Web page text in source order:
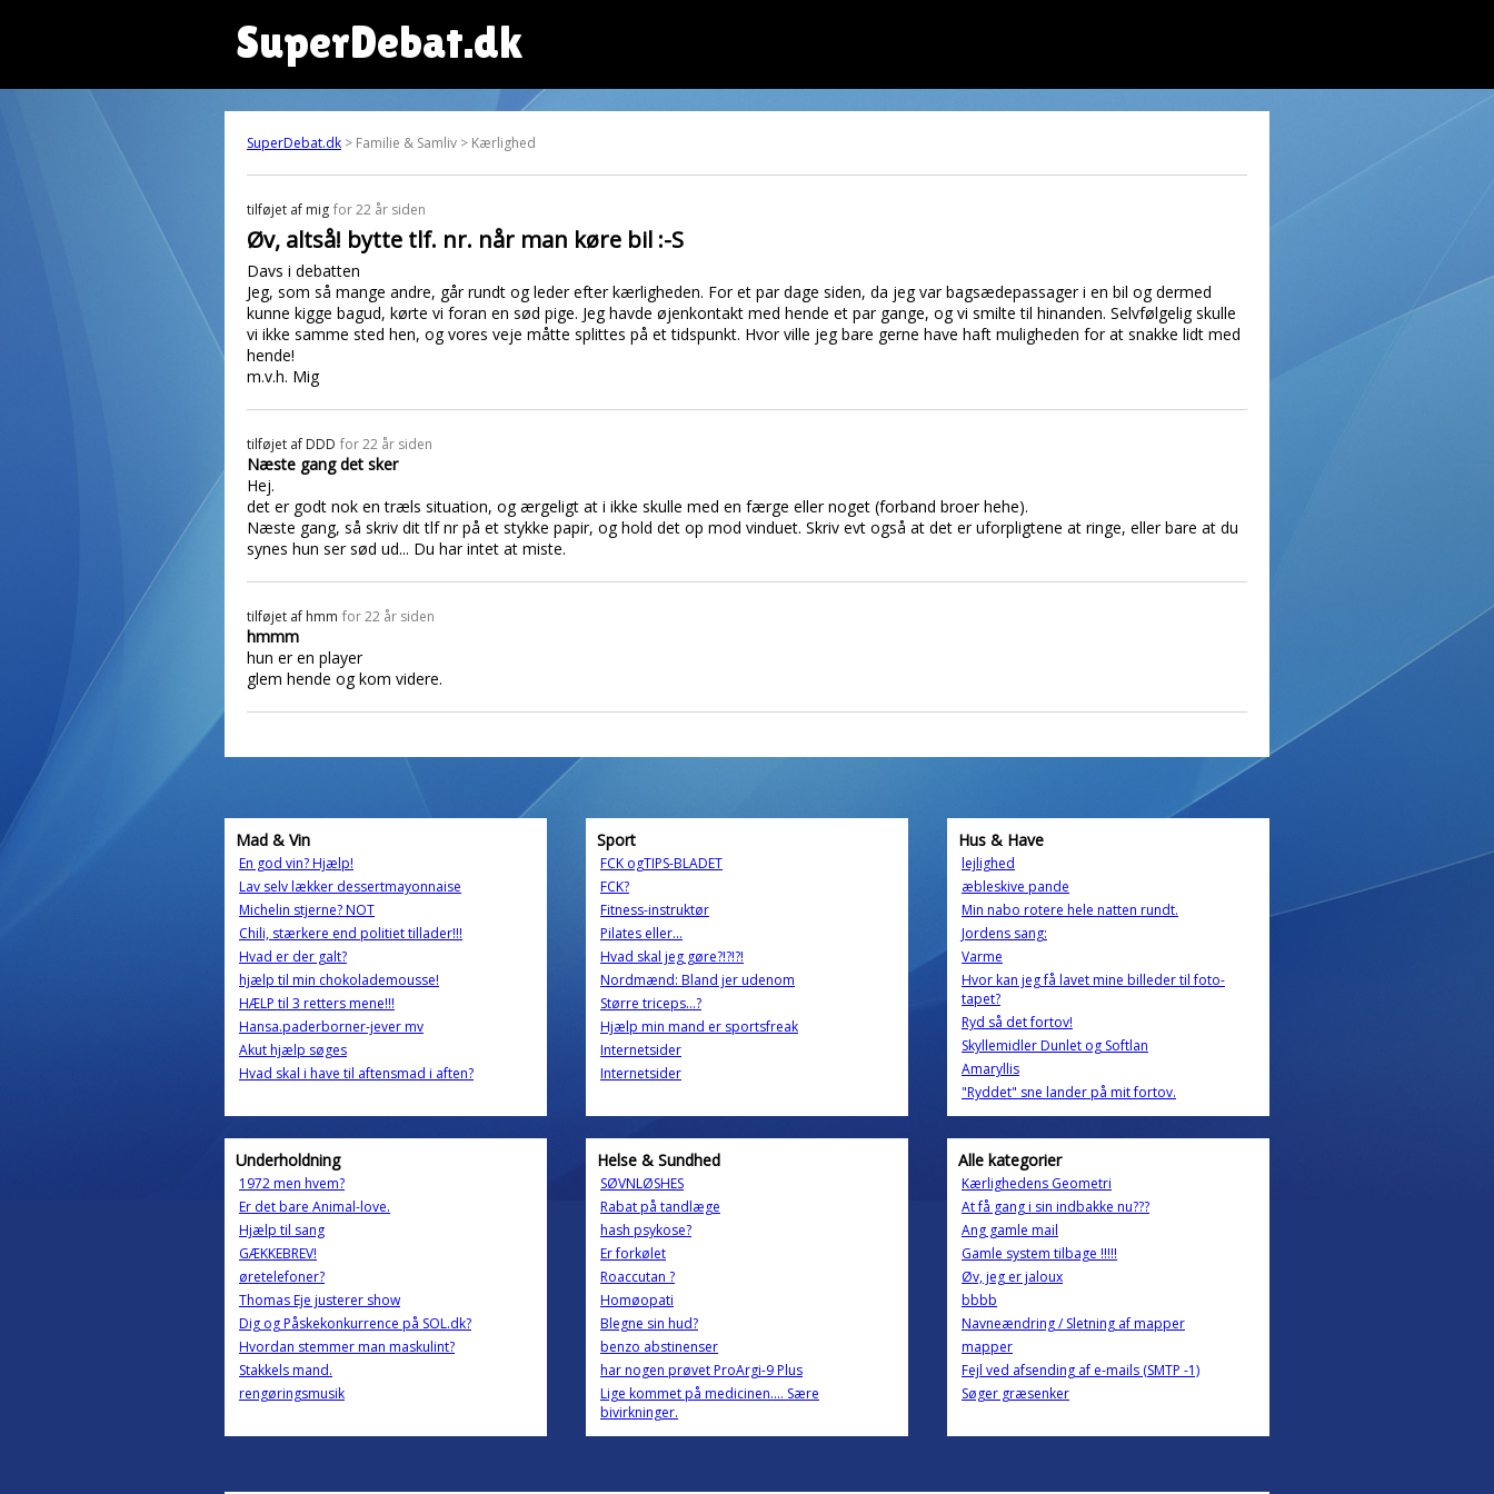
SuperDebat.dk
SuperDebat.dk > Familie & Samliv > Kærlighed
tilføjet af mig for 22 år siden
Øv, altså! bytte tlf. nr. når man køre bil :-S
Davs i debatten
Jeg, som så mange andre, går rundt og leder efter kærligheden. For et par dage siden, da jeg var bagsædepassager i en bil og dermed
kunne kigge bagud, kørte vi foran en sød pige. Jeg havde øjenkontakt med hende et par gange, og vi smilte til hinanden. Selvfølgelig skulle
vi ikke samme sted hen, og vores veje måtte splittes på et tidspunkt. Hvor ville jeg bare gerne have haft muligheden for at snakke lidt med
hende!
m.v.h. Mig
tilføjet af DDD for 22 år siden
Næste gang det sker
Hej.
det er godt nok en træls situation, og ærgeligt at i ikke skulle med en færge eller noget (forband broer hehe).
Næste gang, så skriv dit tlf nr på et stykke papir, og hold det op mod vinduet. Skriv evt også at det er uforpligtene at ringe, eller bare at du
synes hun ser sød ud... Du har intet at miste.
tilføjet af hmm for 22 år siden
hmmm
hun er en player
glem hende og kom videre.
Mad & Vin
En god vin? Hjælp!
Lav selv lækker dessertmayonnaise
Michelin stjerne? NOT
Chili, stærkere end politiet tillader!!!
Hvad er der galt?
hjælp til min chokolademousse!
HÆLP til 3 retters mene!!!
Hansa.paderborner-jever mv
Akut hjælp søges
Hvad skal i have til aftensmad i aften?
Sport
FCK ogTIPS-BLADET
FCK?
Fitness-instruktør
Pilates eller...
Hvad skal jeg gøre?!?!?!
Nordmænd: Bland jer udenom
Større triceps...?
Hjælp min mand er sportsfreak
Internetsider
Internetsider
Hus & Have
lejlighed
æbleskive pande
Min nabo rotere hele natten rundt.
Jordens sang:
Varme
Hvor kan jeg få lavet mine billeder til foto-
tapet?
Ryd så det fortov!
Skyllemidler Dunlet og Softlan
Amaryllis
"Ryddet" sne lander på mit fortov.
Underholdning
1972 men hvem?
Er det bare Animal-love.
Hjælp til sang
GÆKKEBREV!
øretelefoner?
Thomas Eje justerer show
Dig og Påskekonkurrence på SOL.dk?
Hvordan stemmer man maskulint?
Stakkels mand.
rengøringsmusik
Helse & Sundhed
SØVNLØSHES
Rabat på tandlæge
hash psykose?
Er forkølet
Roaccutan ?
Homøopati
Blegne sin hud?
benzo abstinenser
har nogen prøvet ProArgi-9 Plus
Lige kommet på medicinen.... Sære
bivirkninger.
Alle kategorier
Kærlighedens Geometri
At få gang i sin indbakke nu???
Ang gamle mail
Gamle system tilbage !!!!!
Øv, jeg er jaloux
bbbb
Navneændring / Sletning af mapper
mapper
Fejl ved afsending af e-mails (SMTP -1)
Søger græsenker